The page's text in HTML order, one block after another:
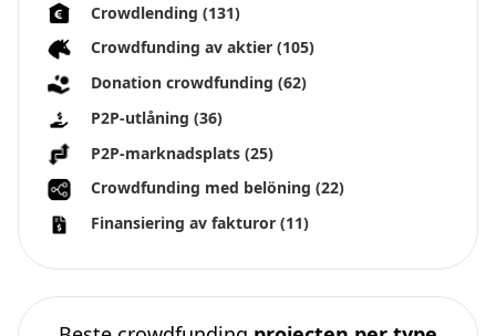
Crowdlending (131)
Crowdfunding av aktier (105)
Donation crowdfunding (62)
P2P-utlåning (36)
P2P-marknadsplats (25)
Crowdfunding med belöning (22)
Finansiering av fakturor (11)